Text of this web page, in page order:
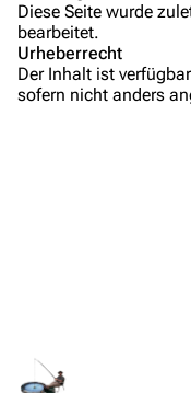
Auftritte
Diese Seite wurde
bearbeitet.
Urheberrecht
Der Inhalt ist
sofern nicht anders